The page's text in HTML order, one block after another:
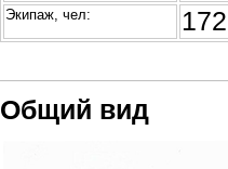
Экипаж, чел: 172
Общий вид